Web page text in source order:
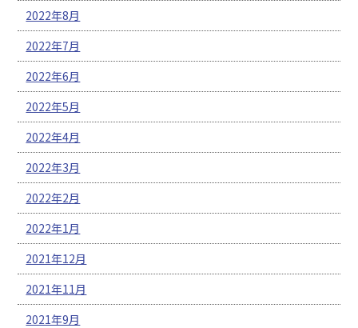
2022年8月
2022年7月
2022年6月
2022年5月
2022年4月
2022年3月
2022年2月
2022年1月
2021年12月
2021年11月
2021年9月